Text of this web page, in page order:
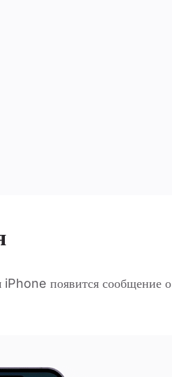
появится сообщение о